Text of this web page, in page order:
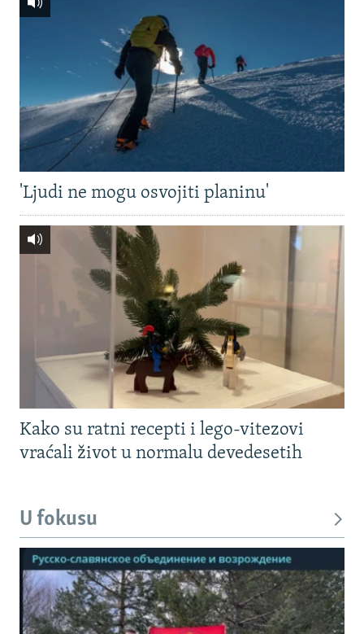
'Ljudi ne mogu osvojiti planinu'
Kako su ratni recepti i lego-vitezovi
vraćali život u normalu devedesetih
U fokusu